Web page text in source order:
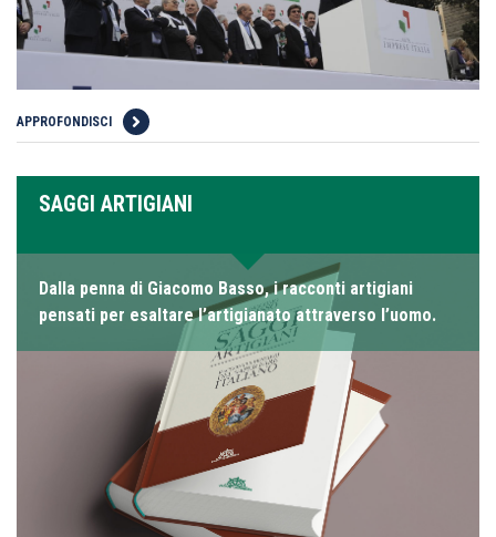
APPROFONDISCI
SAGGI ARTIGIANI
Dalla penna di Giacomo Basso, i racconti artigiani
pensati per esaltare l’artigianato attraverso l’uomo.